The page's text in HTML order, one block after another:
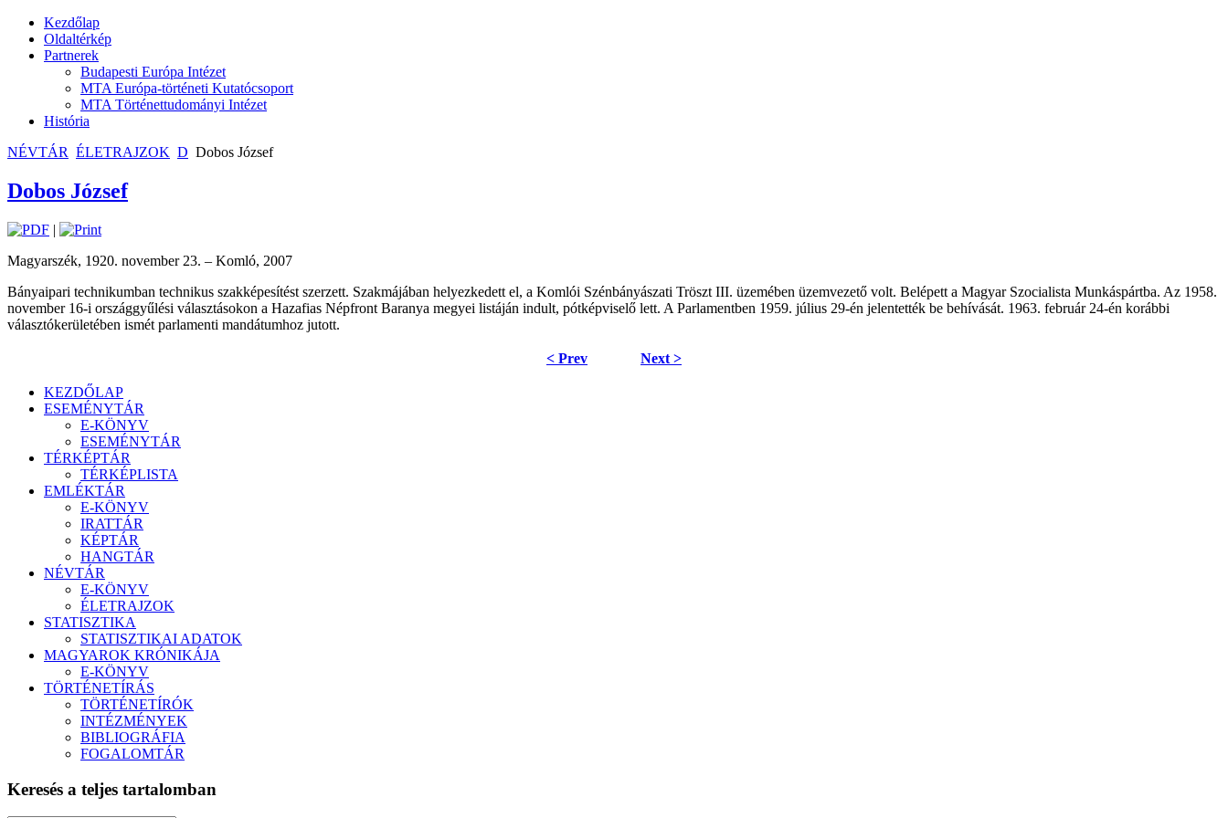
Kezdőlap
Oldaltérkép
Partnerek
Budapesti Európa Intézet
MTA Európa-történeti Kutatócsoport
MTA Történettudományi Intézet
História
NÉVTÁR ÉLETRAJZOK D Dobos József
Dobos József
|
Magyarszék, 1920. november 23. – Komló, 2007
Bányaipari technikumban technikus szakképesítést szerzett. Szakmájában helyezkedett el, a Komlói Szénbányászati Tröszt III. üzemében üzemvezető volt. Belépett a Magyar Szocialista Munkáspártba. Az 1958.
november 16-i országgyűlési választásokon a Hazafias Népfront Baranya megyei listáján indult, pótképviselő lett. A Parlamentben 1959. július 29-én jelentették be behívását. 1963. február 24-én korábbi
választókerületében ismét parlamenti mandátumhoz jutott.
< Prev Next >
KEZDŐLAP
ESEMÉNYTÁR
E-KÖNYV
ESEMÉNYTÁR
TÉRKÉPTÁR
TÉRKÉPLISTA
EMLÉKTÁR
E-KÖNYV
IRATTÁR
KÉPTÁR
HANGTÁR
NÉVTÁR
E-KÖNYV
ÉLETRAJZOK
STATISZTIKA
STATISZTIKAI ADATOK
MAGYAROK KRÓNIKÁJA
E-KÖNYV
TÖRTÉNETÍRÁS
TÖRTÉNETÍRÓK
INTÉZMÉNYEK
BIBLIOGRÁFIA
FOGALOMTÁR
Keresés a teljes tartalomban